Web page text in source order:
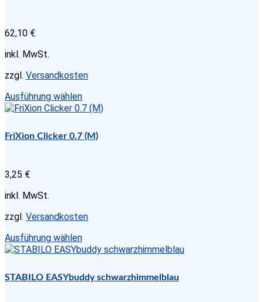
62,10 €
inkl. MwSt.
zzgl. Versandkosten
Ausführung wählenDieses
Produkt
mehrere
Varianten
der
Produktseite
gewählt
werden
FriXion Clicker 0.7 (M)
3,25 €
inkl. MwSt.
zzgl. Versandkosten
Ausführung wählenDieses
Produkt
mehrere
Varianten
STABILO EASYbuddy schwarzhimmelblau